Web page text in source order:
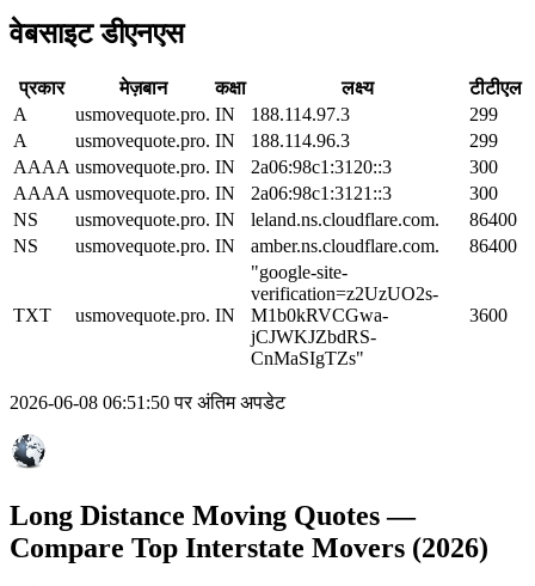
वेबसाइट डीएनएस
प्रकार मेज़बान कक्षा लक्ष्य
टीटीएल
A
usmovequote.pro. IN 188.114.97.3
299
A
usmovequote.pro. IN 188.114.96.3
299
AAAA usmovequote.pro. IN 2a06:98c1:3120::3
300
AAAA usmovequote.pro. IN 2a06:98c1:3121::3
300
NS
usmovequote.pro. IN leland.ns.cloudflare.com.
86400
NS
usmovequote.pro. IN amber.ns.cloudflare.com. 86400
TXT usmovequote.pro. IN
"google-site-
verification=z2UzUO2s-
M1b0kRVCGwa-
jCJWKJZbdRS-
CnMaSIgTZs"
3600
2026-06-08 06:51:50 पर अंतिम अपडेट
Long Distance Moving Quotes —
Compare Top Interstate Movers (2026)